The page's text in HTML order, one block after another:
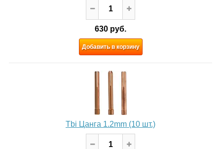
630 руб.
Добавить в корзину
Tbi Цанга 1.2mm (10 шт.)